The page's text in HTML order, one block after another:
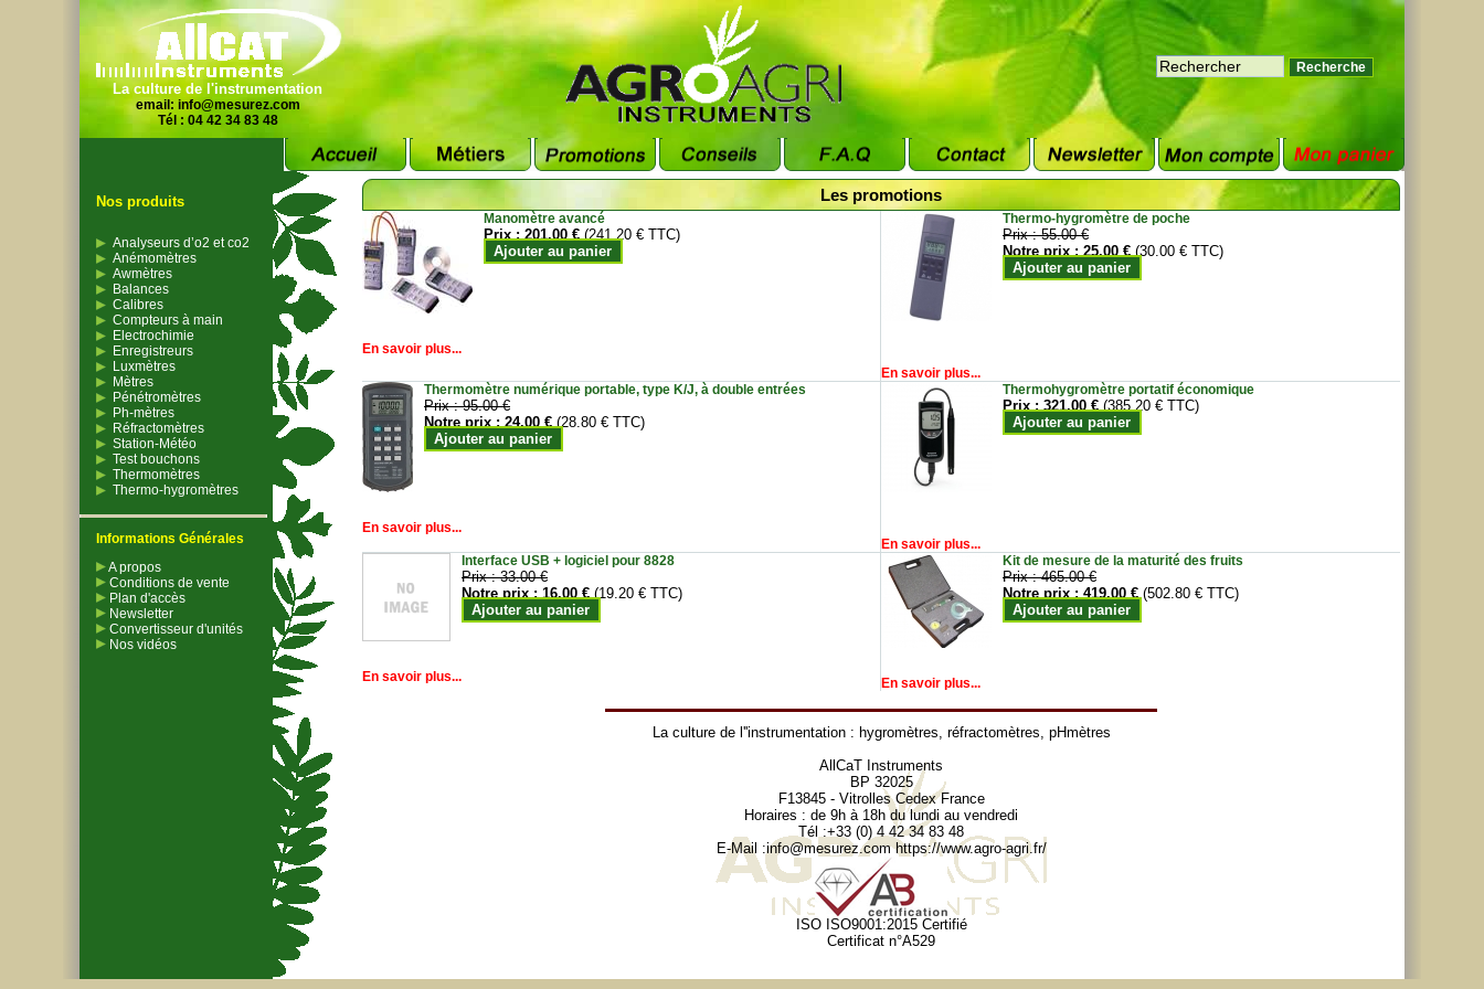
La culture de l'instrumentation
email: info@mesurez.com
Tél : 04 42 34 83 48
Nos produits
Analyseurs d’o2 et co2
Anémomètres
Awmètres
Balances
Calibres
Compteurs à main
Electrochimie
Enregistreurs
Luxmètres
Mètres
Pénétromètres
Ph-mètres
Réfractomètres
Station-Météo
Test bouchons
Thermomètres
Thermo-hygromètres
Informations Générales
A propos
Conditions de vente
Plan d'accès
Newsletter
Convertisseur d'unités
Nos vidéos
Les promotions
Manomètre avancé
Prix :201.00 € (241.20 € TTC)
Ajouter au panier
En savoir plus...
Thermo-hygromètre de poche
Prix :55.00 €
Notre prix :25.00 € (30.00 € TTC)
Ajouter au panier
En savoir plus...
Thermomètre numérique portable, type K/J, à double entrées
Prix :95.00 €
Notre prix :24.00 € (28.80 € TTC)
Ajouter au panier
En savoir plus...
Thermohygromètre portatif économique
Prix :321.00 € (385.20 € TTC)
Ajouter au panier
En savoir plus...
Interface USB + logiciel pour 8828
Prix :33.00 €
Notre prix :16.00 € (19.20 € TTC)
Ajouter au panier
En savoir plus...
Kit de mesure de la maturité des fruits
Prix :465.00 €
Notre prix :419.00 € (502.80 € TTC)
Ajouter au panier
En savoir plus...
La culture de l''instrumentation : hygromètres, réfractomètres, pHmètres
AllCaT Instruments
BP 32025
F13845 - Vitrolles Cedex France
Horaires : de 9h à 18h du lundi au vendredi
Tél :+33 (0) 4 42 34 83 48
E-Mail :info@mesurez.com https://www.agro-agri.fr/
ISO ISO9001:2015 Certifié
Certificat n°A529